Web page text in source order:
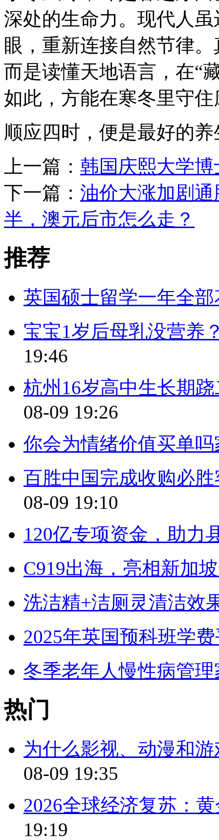
深处的生命力。现代人
眼，重新连接自然节律
而是读懂天地语言，在“
如此，方能在寒冬里守
顺应四时，便是最好的
上一篇： 韩国庆熙大学
下一篇： 油价大涨加剧
半，澳元后市怎么走？
推荐
英国硕士留学一年全
宝宝1岁后母乳没营养
19:46
杭州16岁高中生长期
08-09 19:26
你会为情绪价值买单
百胜中国完成收购必
08-09 19:10
120亿专项资金，助力
C919出海，亮相新加
洗洁精+洁厕灵清洁效
2025年英国预科班学
冬季老年人慢性病管
热门
为什么影视、动漫和
08-09 19:35
2026全球经济复苏：
19:19